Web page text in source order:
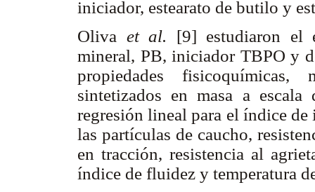
iniciador, estearato de butilo y
Oliva et al. [9] estudiaron el
mineral, PB, iniciador TBPO y
propiedades
sintetizados en masa a
regresión lineal para el índice
las partículas de caucho,
en tracción, resistencia al
índice de fluidez y temperatura